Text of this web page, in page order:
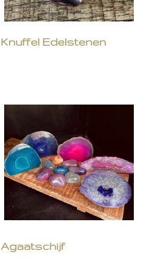
Knuffel Edelstenen
Agaatschijf